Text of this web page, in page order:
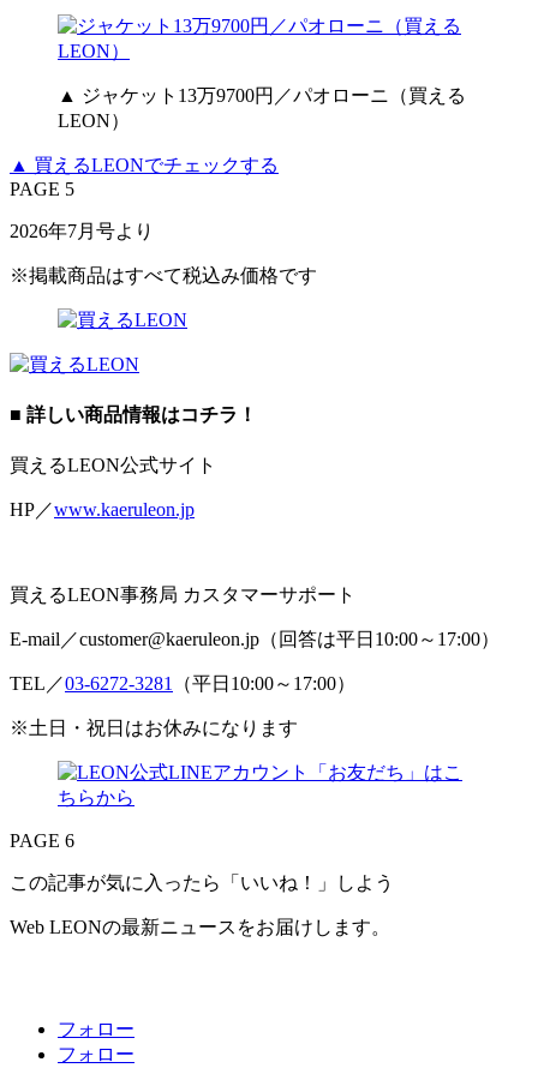
▲ ジャケット13万9700円／パオローニ（買える
LEON）
▲ 買えるLEONでチェックする
PAGE 5
2026年7月号より
※掲載商品はすべて税込み価格です
■ 詳しい商品情報はコチラ！
買えるLEON公式サイト
HP／www.kaeruleon.jp
買えるLEON事務局 カスタマーサポート
E-mail／customer@kaeruleon.jp（回答は平日10:00～17:00）
TEL／03-6272-3281 （平日10:00～17:00）
※土日・祝日はお休みになります
PAGE 6
この記事が気に入ったら「いいね！」しよう
Web LEONの最新ニュースをお届けします。
フォロー
フォロー